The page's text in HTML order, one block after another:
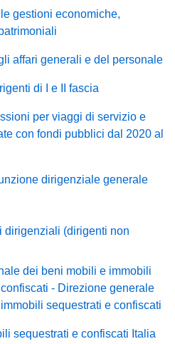
gestioni economiche,
affari generali e del personale
di I e II fascia
per viaggi di servizio e
con fondi pubblici dal 2020 al
dirigenziale generale
dirigenziali (dirigenti non
dei beni mobili e immobili
- Direzione generale
sequestrati e confiscati
sequestrati e confiscati Italia